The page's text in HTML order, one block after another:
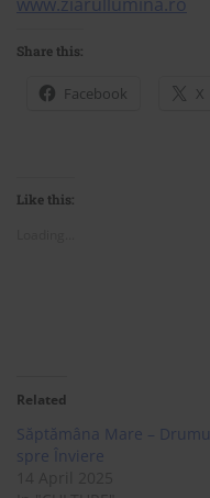
Share this:
Facebook X
Like this:
Related
Săptămâna Mare – Drumul
spre Înviere